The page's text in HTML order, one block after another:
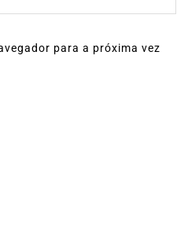
para a próxima vez